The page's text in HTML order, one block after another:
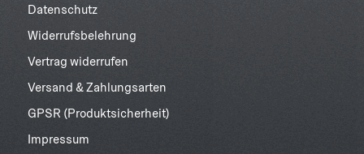
Datenschutz
Widerrufsbelehrung
Vertrag widerrufen
Versand & Zahlungsarten
GPSR (Produktsicherheit)
Impressum